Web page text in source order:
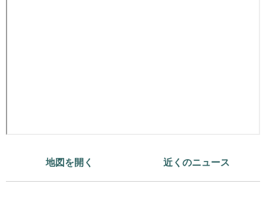
地図を開く 近くのニュース